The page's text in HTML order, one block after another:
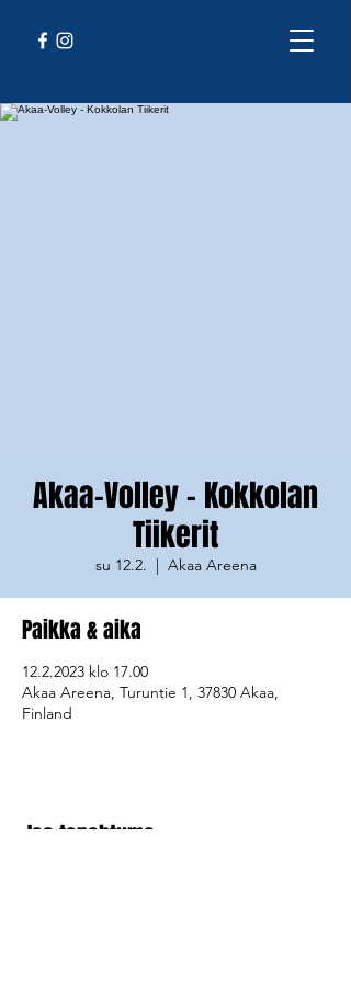
Akaa-Volley - Kokkolan
Tiikerit
su 12.2.
  |
Akaa Areena
Paikka & aika
12.2.2023 klo 17.00
Akaa Areena, Turuntie 1, 37830 Akaa,
Finland
Jaa tapahtuma